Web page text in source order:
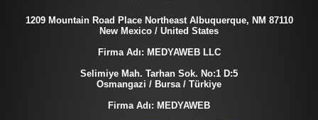
1209 Mountain Road Place Northeast Albuquerque, NM 87110
New Mexico / United States
Firma Adı: MEDYAWEB LLC
Selimiye Mah. Tarhan Sok. No:1 D:5
Osmangazi / Bursa / Türkiye
Firma Adı: MEDYAWEB